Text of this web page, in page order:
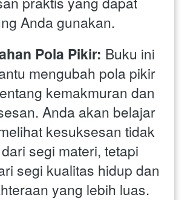
Anda gunakan.
Pola Pikir: Buku ini
mengubah pola pikir
kemakmuran dan
Anda akan belajar
kesuksesan tidak
segi materi, tetapi
segi kualitas hidup dan
yang lebih luas.